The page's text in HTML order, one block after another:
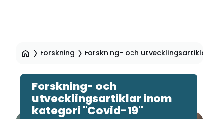
sidinnehåll
Forskning Forskning- och utvecklingsartiklar
Forskning- och
utvecklingsartiklar inom
kategori "Covid-19"